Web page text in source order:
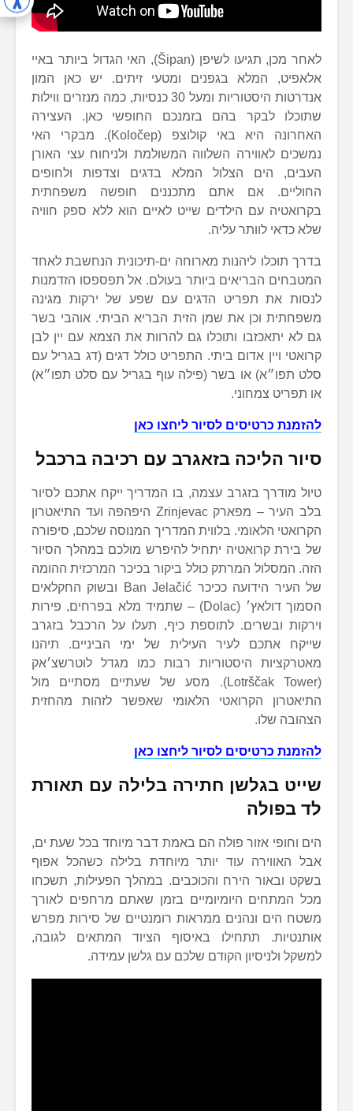
לאחר מכן, תגיעו לשיפן (Šipan), האי הגדול ביותר באיי
אלאפיט, המלא בגפנים ומטעי זיתים. יש כאן המון
אנדרטות היסטוריות ומעל 30 כנסיות, כמה מנזרים ווילות
שתוכלו לבקר בהם בזמנכם החופשי כאן. העצירה
האחרונה היא באי קולוצפ (Koločep). מבקרי האי
נמשכים לאווירה השלווה המשולמת ולניחוח עצי האורן
העבים, הים הצלול המלא בדגים וצדפות ולחופים
החוליים. אם אתם מתכננים חופשה משפחתית
בקרואטיה עם הילדים שייט לאיים הוא ללא ספק חוויה
שלא כדאי לוותר עליה.
בדרך תוכלו ליהנות מארוחה ים-תיכונית הנחשבת לאחד
המטבחים הבריאים ביותר בעולם. אל תפספסו הזדמנות
לנסות את תפריט הדגים עם שפע של ירקות מגינה
משפחתית וכן את שמן הזית הבריא הביתי. אוהבי בשר
גם לא יתאכזבו ותוכלו גם להרוות את הצמא עם יין לבן
קרואטי ויין אדום ביתי. התפריט כולל דגים (דג בגריל עם
סלט תפו״א) או בשר (פילה עוף בגריל עם סלט תפו״א)
או תפריט צמחוני.
להזמנת כרטיסים לסיור ליחצו כאן
סיור הליכה בזאגרב עם רכיבה ברכבל
טיול מודרך בזגרב עצמה, בו המדריך ייקח אתכם לסיור
בלב העיר – מפארק Zrinjevac היפהפה ועד התיאטרון
הקרואטי הלאומי. בלווית המדריך המנוסה שלכם, סיפורה
של בירת קרואטיה יתחיל להיפרש מולכם במהלך הסיור
הזה. המסלול המרתק כולל ביקור בכיכר המרכזית ההומה
של העיר הידועה ככיכר Ban Jelačić ובשוק החקלאים
הסמוך דולאץ׳ (Dolac) – שתמיד מלא בפרחים, פירות
וירקות ובשרים. לתוספת כיף, תעלו על הרכבל בזגרב
שייקח אתכם לעיר העילית של ימי הביניים. תיהנו
מאטרקציות היסטוריות רבות כמו מגדל לוטרשצ׳אק
(Lotrščak Tower). מסע של שעתיים מסתיים מול
התיאטרון הקרואטי הלאומי שאפשר לזהות מהחזית
הצהובה שלו.
להזמנת כרטיסים לסיור ליחצו כאן
שייט בגלשן חתירה בלילה עם תאורת
לד בפולה
הים וחופי אזור פולה הם באמת דבר מיוחד בכל שעת ים,
אבל האווירה עוד יותר מיוחדת בלילה כשהכל אפוף
בשקט ובאור הירח והכוכבים. במהלך הפעילות, תשכחו
מכל המתחים היומיומיים בזמן שאתם מרחפים לאורך
משטח הים ונהנים ממראות רומנטיים של סירות מפרש
אותנטיות. תתחילו באיסוף הציוד המתאים לגובה,
למשקל ולניסיון הקודם שלכם עם גלשן עמידה.